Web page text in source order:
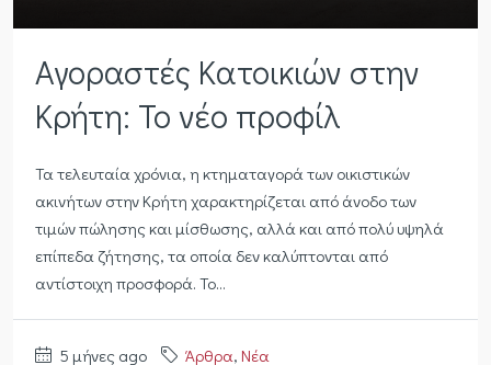
Αγοραστές Κατοικιών στην
Κρήτη: Το νέο προφίλ
Τα τελευταία χρόνια, η κτηματαγορά των οικιστικών
ακινήτων στην Κρήτη χαρακτηρίζεται από άνοδο των
τιμών πώλησης και μίσθωσης, αλλά και από πολύ υψηλά
επίπεδα ζήτησης, τα οποία δεν καλύπτονται από
αντίστοιχη προσφορά. Το...
5 μήνες ago Άρθρα, Νέα